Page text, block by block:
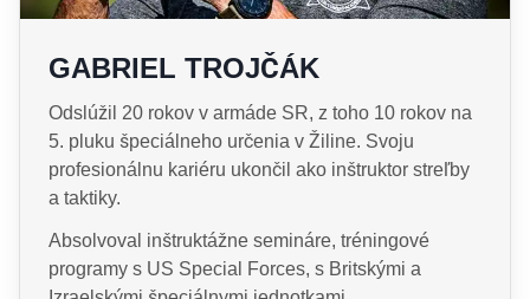
GABRIEL TROJČÁK
Odslúžil 20 rokov v armáde SR, z toho 10 rokov na
5. pluku špeciálneho určenia v Žiline. Svoju
profesionálnu kariéru ukončil ako inštruktor streľby
a taktiky.
Absolvoval inštruktážne semináre, tréningové
programy s US Special Forces, s Britskými a